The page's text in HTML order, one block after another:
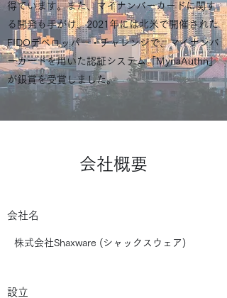
得ています。また、マイナンバーカードに関す
る開発も手がけ、2021年には北米で開催された
FIDOデベロッパー・チャレンジで、マイナンバ
ーカードを用いた認証システム「MynaAuthn」
が銀賞を受賞しました。
会社概要
​会社名
​株式会社Shaxware (シャックスウェア)
​設立